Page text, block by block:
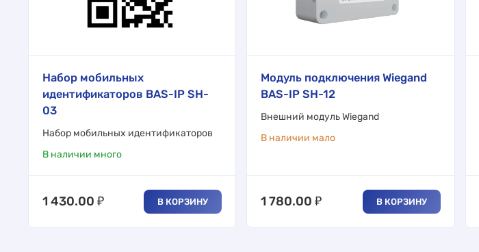
Набор мобильных
идентификаторов BAS-IP SH-
03
Набор мобильных идентификаторов
В наличии много
1 430.00 ₽ В КОРЗИНУ
Модуль подключения Wiegand
BAS-IP SH-12
Внешний модуль Wiegand
В наличии мало
1 780.00 ₽ В КОРЗИНУ